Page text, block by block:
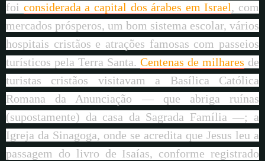
foi considerada a capital dos árabes em Israel, com
mercados prósperos, um bom sistema escolar, vários
hospitais cristãos e atrações famosas com passeios
turísticos pela Terra Santa. Centenas de milhares de
turistas cristãos visitavam a Basílica Católica
Romana da Anunciação — que abriga ruínas
(supostamente) da casa da Sagrada Família —; a
Igreja da Sinagoga, onde se acredita que Jesus leu a
passagem do livro de Isaías, conforme registrado